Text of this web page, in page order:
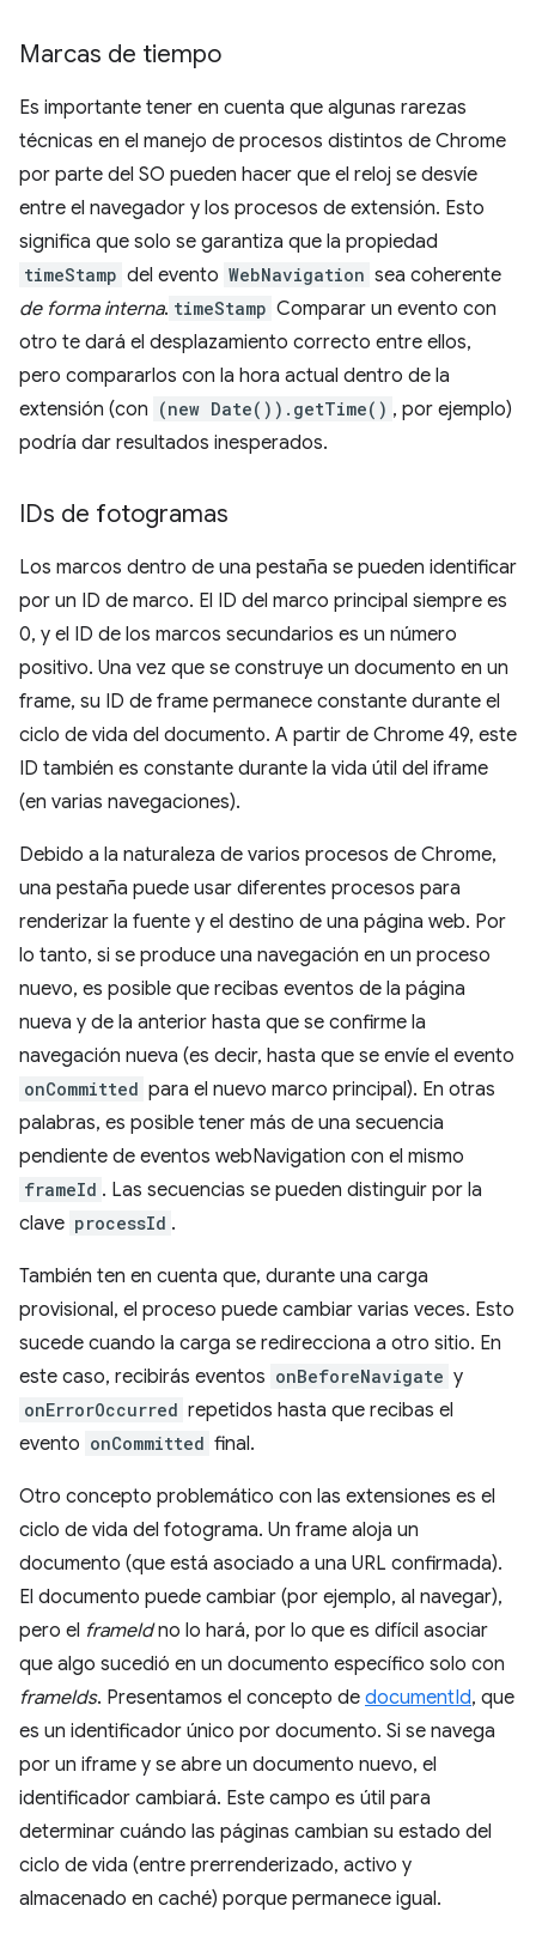
Marcas de tiempo
Es importante tener en cuenta que algunas rarezas
técnicas en el manejo de procesos distintos de Chrome
por parte del SO pueden hacer que el reloj se desvíe
entre el navegador y los procesos de extensión. Esto
significa que solo se garantiza que la propiedad
timeStamp del evento WebNavigation sea coherente
de forma interna. timeStamp Comparar un evento con
otro te dará el desplazamiento correcto entre ellos,
pero compararlos con la hora actual dentro de la
extensión (con (new Date()).getTime() , por ejemplo)
podría dar resultados inesperados.
IDs de fotogramas
Los marcos dentro de una pestaña se pueden identificar
por un ID de marco. El ID del marco principal siempre es
0, y el ID de los marcos secundarios es un número
positivo. Una vez que se construye un documento en un
frame, su ID de frame permanece constante durante el
ciclo de vida del documento. A partir de Chrome 49, este
ID también es constante durante la vida útil del iframe
(en varias navegaciones).
Debido a la naturaleza de varios procesos de Chrome,
una pestaña puede usar diferentes procesos para
renderizar la fuente y el destino de una página web. Por
lo tanto, si se produce una navegación en un proceso
nuevo, es posible que recibas eventos de la página
nueva y de la anterior hasta que se confirme la
navegación nueva (es decir, hasta que se envíe el evento
onCommitted para el nuevo marco principal). En otras
palabras, es posible tener más de una secuencia
pendiente de eventos webNavigation con el mismo
frameId . Las secuencias se pueden distinguir por la
clave processId .
También ten en cuenta que, durante una carga
provisional, el proceso puede cambiar varias veces. Esto
sucede cuando la carga se redirecciona a otro sitio. En
este caso, recibirás eventos onBeforeNavigate y
onErrorOccurred repetidos hasta que recibas el
evento onCommitted final.
Otro concepto problemático con las extensiones es el
ciclo de vida del fotograma. Un frame aloja un
documento (que está asociado a una URL confirmada).
El documento puede cambiar (por ejemplo, al navegar),
pero el frameIdno lo hará, por lo que es difícil asociar
que algo sucedió en un documento específico solo con
frameIds. Presentamos el concepto de documentId, que
es un identificador único por documento. Si se navega
por un iframe y se abre un documento nuevo, el
identificador cambiará. Este campo es útil para
determinar cuándo las páginas cambian su estado del
ciclo de vida (entre prerrenderizado, activo y
almacenado en caché) porque permanece igual.